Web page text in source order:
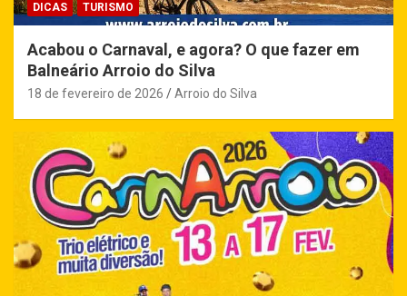
DICAS TURISMO
Acabou o Carnaval, e agora? O que fazer em
Balneário Arroio do Silva
18 de fevereiro de 2026 Arroio do Silva